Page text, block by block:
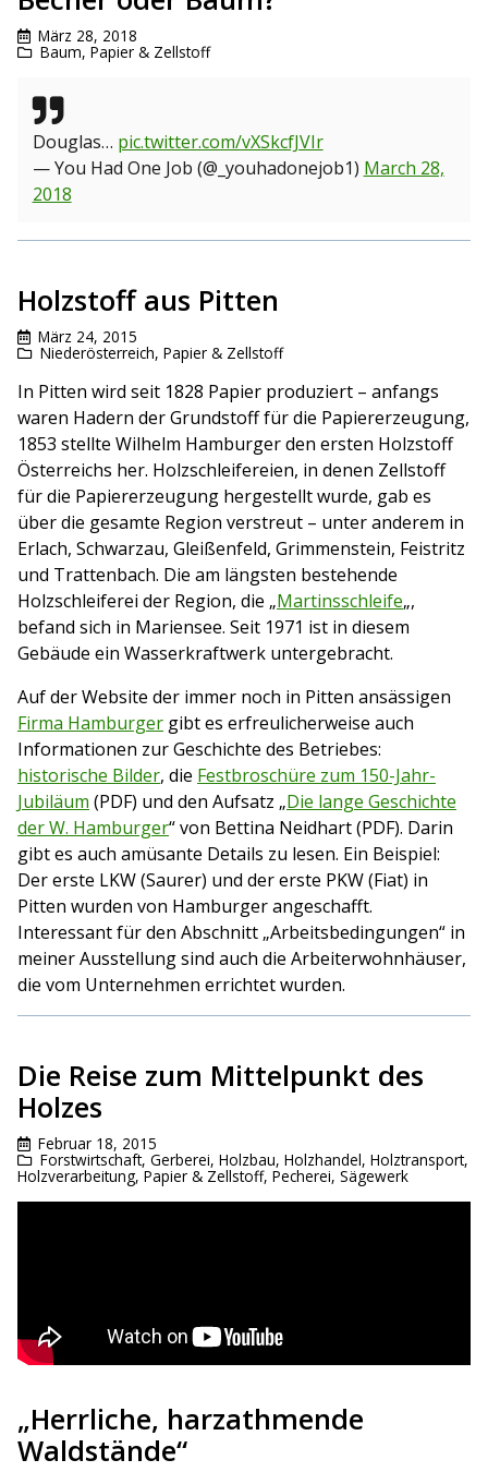
März 28, 2018
Baum, Papier & Zellstoff
Douglas… pic.twitter.com/vXSkcfJVIr
— You Had One Job (@_youhadonejob1) March 28,
2018
Holzstoff aus Pitten
März 24, 2015
Niederösterreich, Papier & Zellstoff
In Pitten wird seit 1828 Papier produziert – anfangs
waren Hadern der Grundstoff für die Papiererzeugung,
1853 stellte Wilhelm Hamburger den ersten Holzstoff
Österreichs her. Holzschleifereien, in denen Zellstoff
für die Papiererzeugung hergestellt wurde, gab es
über die gesamte Region verstreut – unter anderem in
Erlach, Schwarzau, Gleißenfeld, Grimmenstein, Feistritz
und Trattenbach. Die am längsten bestehende
Holzschleiferei der Region, die „Martinsschleife„,
befand sich in Mariensee. Seit 1971 ist in diesem
Gebäude ein Wasserkraftwerk untergebracht.
Auf der Website der immer noch in Pitten ansässigen
Firma Hamburger gibt es erfreulicherweise auch
Informationen zur Geschichte des Betriebes:
historische Bilder, die Festbroschüre zum 150-Jahr-
Jubiläum (PDF) und den Aufsatz „Die lange Geschichte
der W. Hamburger“ von Bettina Neidhart (PDF). Darin
gibt es auch amüsante Details zu lesen. Ein Beispiel:
Der erste LKW (Saurer) und der erste PKW (Fiat) in
Pitten wurden von Hamburger angeschafft.
Interessant für den Abschnitt „Arbeitsbedingungen“ in
meiner Ausstellung sind auch die Arbeiterwohnhäuser,
die vom Unternehmen errichtet wurden.
Die Reise zum Mittelpunkt des
Holzes
Februar 18, 2015
Forstwirtschaft, Gerberei, Holzbau, Holzhandel, Holztransport,
Holzverarbeitung, Papier & Zellstoff, Pecherei, Sägewerk
„Herrliche, harzathmende
Waldstände“